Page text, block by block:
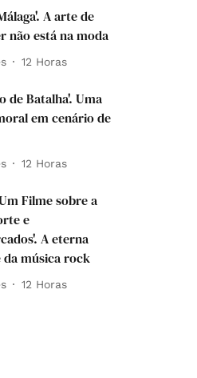
A arte de
não está na moda
12 Horas
de Batalha'. Uma
em cenário de
12 Horas
Filme sobre a
e
A eterna
da música rock
12 Horas